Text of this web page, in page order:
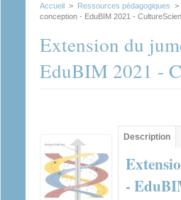
Accueil > Ressources pédagogiques >
conception - EduBIM 2021 -
Extension du
EduBIM 2021 -
Contenu
Description
-